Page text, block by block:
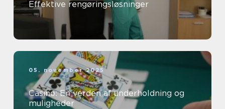
Effektive rengøringsløsninger
05. november 2025
Casino: En verden af underholdning og
muligheder